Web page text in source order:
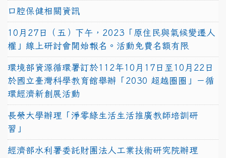
口腔保健相關資訊
10月27日（五）下午，2023「原住民與氣候變遷人
權」線上研討會開始報名。活動免費名額有限
環境部資源循環署訂於112年10月17日至10月22日
於國立臺灣科學教育館舉辦「2030 超越圈圈」－循
環經濟新創展活動
長榮大學辦理「淨零綠生活生活推廣教師培訓研
習」
經濟部水利署委託財團法人工業技術研究院辦理